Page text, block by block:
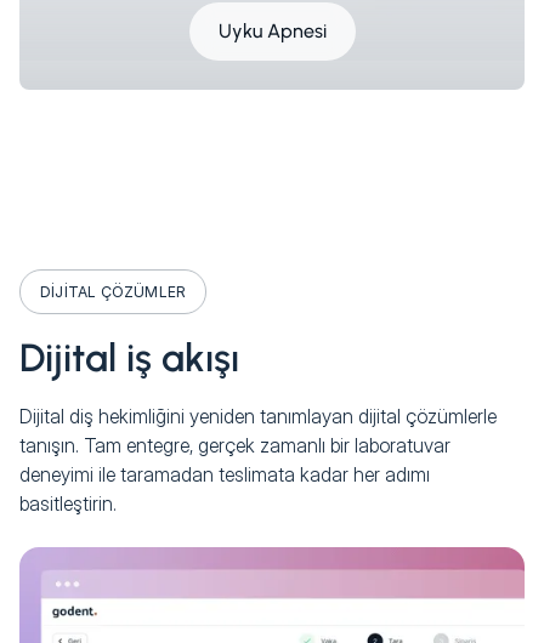
Uyku Apnesi
DIJITAL ÇÖZÜMLER
Dijital iş akışı
Dijital diş hekimliğini yeniden tanımlayan dijital çözümlerle
tanışın. Tam entegre, gerçek zamanlı bir laboratuvar
deneyimi ile taramadan teslimata kadar her adımı
basitleştirin.